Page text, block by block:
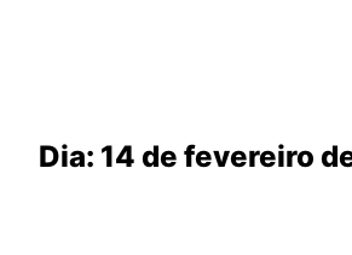
Dia: 14 de fevereiro